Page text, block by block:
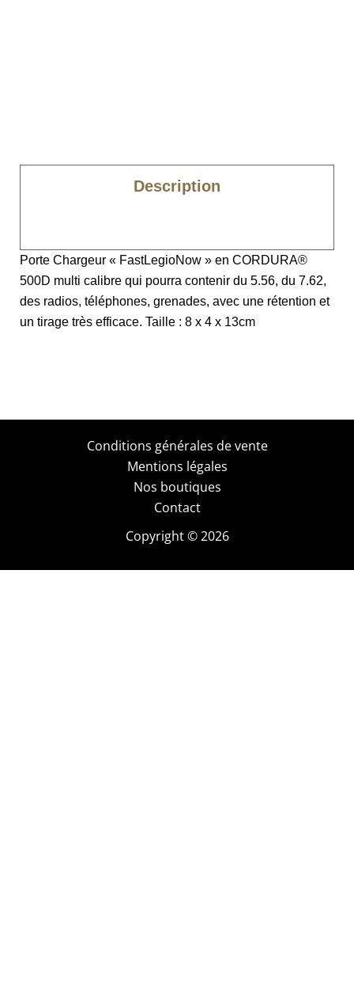
Description
Porte Chargeur « FastLegioNow » en CORDURA®
500D multi calibre qui pourra contenir du 5.56, du 7.62,
des radios, téléphones, grenades, avec une rétention et
un tirage très efficace. Taille : 8 x 4 x 13cm
Conditions générales de vente
Mentions légales
Nos boutiques
Contact
Copyright © 2026